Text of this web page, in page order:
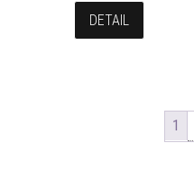
DETAIL
1